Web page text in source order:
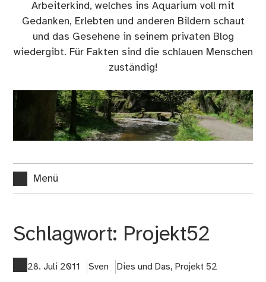
Arbeiterkind, welches ins Aquarium voll mit
Gedanken, Erlebten und anderen Bildern schaut
und das Gesehene in seinem privaten Blog
wiedergibt. Für Fakten sind die schlauen Menschen
zuständig!
Menü
Schlagwort: Projekt52
28. Juli 2011 Sven Dies und Das, Projekt 52